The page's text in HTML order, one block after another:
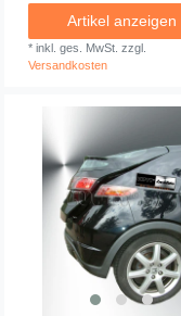
Artikel anzeigen
* inkl. ges. MwSt. zzgl.
Versandkosten